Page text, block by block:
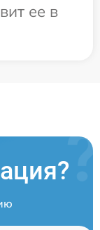
ее в